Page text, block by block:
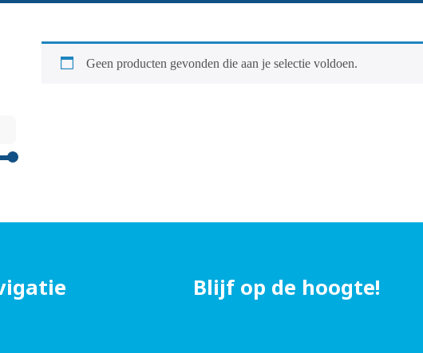
Geen producten gevonden die aan je selectie voldoen.
Blijf op de hoogte!